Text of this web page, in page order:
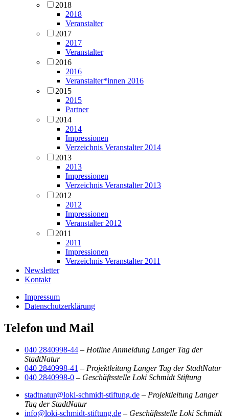
2018
2018
Veranstalter
2017
2017
Veranstalter
2016
2016
Veranstalter*innen 2016
2015
2015
Partner
2014
2014
Impressionen
Verzeichnis Veranstalter 2014
2013
2013
Impressionen
Verzeichnis Veranstalter 2013
2012
2012
Impressionen
Veranstalter 2012
2011
2011
Impressionen
Verzeichnis Veranstalter 2011
Newsletter
Kontakt
Impressum
Datenschutzerklärung
Telefon und Mail
040 2840998-44 – Hotline Anmeldung Langer Tag der
StadtNatur
040 2840998-41 – Projektleitung Langer Tag der StadtNatur
040 2840998-0 – Geschäftsstelle Loki Schmidt Stiftung
stadtnatur@loki-schmidt-stiftung.de – Projektleitung Langer
Tag der StadtNatur
info@loki-schmidt-stiftung.de – Geschäftsstelle Loki Schmidt